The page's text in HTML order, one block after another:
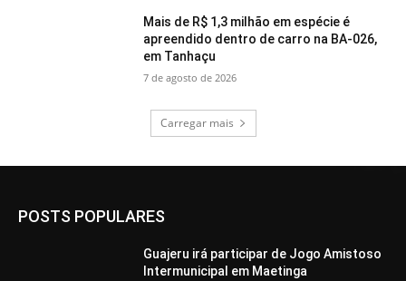
Mais de R$ 1,3 milhão em espécie é
apreendido dentro de carro na BA-026,
em Tanhaçu
7 de agosto de 2026
Carregar mais
POSTS POPULARES
Guajeru irá participar de Jogo Amistoso
Intermunicipal em Maetinga